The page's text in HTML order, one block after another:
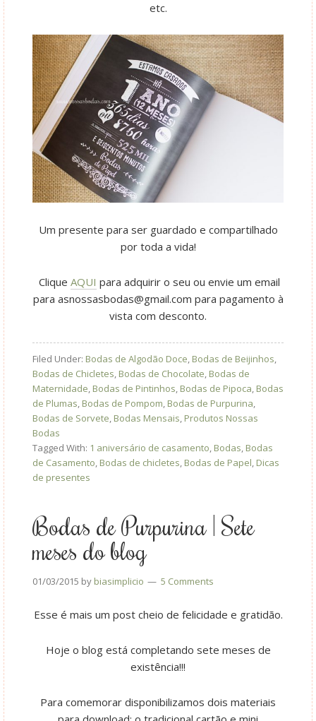
etc.
Um presente para ser guardado e compartilhado
por toda a vida!
Clique AQUI para adquirir o seu ou envie um email
para asnossasbodas@gmail.com para pagamento à
vista com desconto.
Filed Under: Bodas de Algodão Doce Bodas de Beijinhos
Bodas de Chicletes Bodas de Chocolate Bodas de
Maternidade Bodas de Pintinhos Bodas de Pipoca Bodas
de Plumas Bodas de Pompom Bodas de Purpurina
Bodas de Sorvete Bodas Mensais Produtos Nossas
Bodas
Tagged With: 1 aniversário de casamento Bodas Bodas
de Casamento Bodas de chicletes Bodas de Papel Dicas
de presentes
Bodas de Purpurina | Sete
meses do blog
01/03/2015 by biasimplicio 5 Comments
Esse é mais um post cheio de felicidade e gratidão.
Hoje o blog está completando sete meses de
existência!!!
Para comemorar disponibilizamos dois materiais